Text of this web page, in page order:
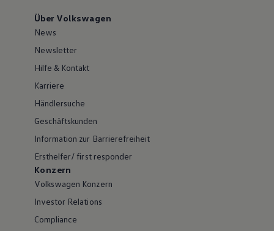
Über Volkswagen
News
Newsletter
Hilfe & Kontakt
Karriere
Händlersuche
Geschäftskunden
Information zur Barrierefreiheit
Ersthelfer/ first responder
Konzern
Volkswagen Konzern
Investor Relations
Compliance